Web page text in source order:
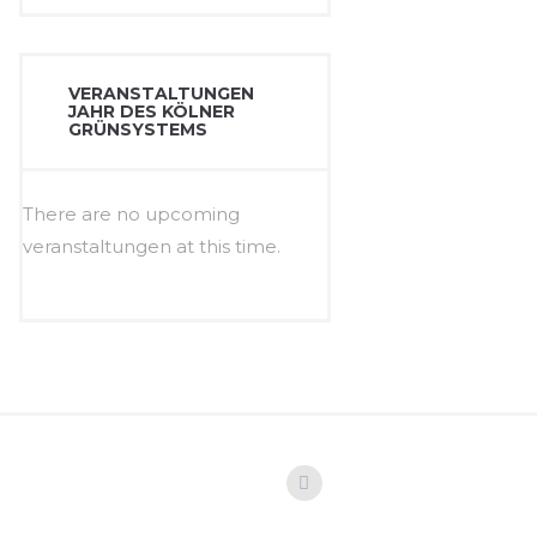
VERANSTALTUNGEN
JAHR DES KÖLNER
GRÜNSYSTEMS
There are no upcoming
veranstaltungen at this time.